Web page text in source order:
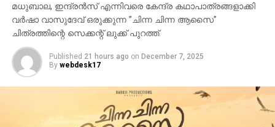
UP NEXT
മുംബൈ ടെസ്റ്റില്‍ ഇന്ത്യക്ക് ജയം, പരമ്പര
DON'T MISS
പ്രീമിയര്‍ ലീഗില്‍ ചെല്‍സി കുതിക്കുന്നു;
മാഞ്ചസ്റ്ററിനും ആര്‍സനലിനും ജയം
മധുബാല, ഇന്ദ്രന്‍സ് എന്നിവരെ കേന്ദ്ര കഥാപാത്രങ്ങളാക്കി
വര്‍ഷാ വാസുദേവ് ഒരുക്കുന്ന ”ചിന്ന ചിന്ന ആസൈ”
ചിത്രത്തിന്റെ സെക്കന്റ് ലുക്ക് പുറത്ത്.
Published 21 hours ago on December 7, 2025
By webdesk17